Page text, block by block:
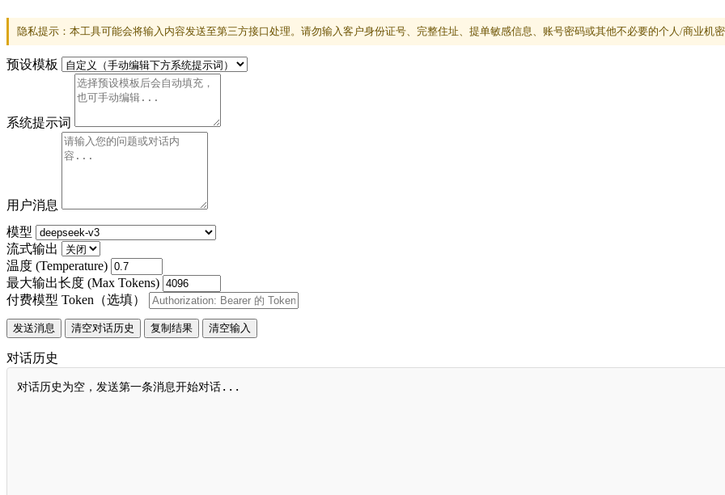
隐私提示：本工具可能会将输入内容发送至第三方接口处理。请勿输入客户身份证号、完整住址、提单敏感信息、账号密码或其他不必要的个人/商业机
预设模板
系统提示词
用户消息
模型
流式输出
温度 (Temperature)
最大输出长度 (Max Tokens)
付费模型 Token（选填）
发送消息 清空对话历史 复制结果 清空输入
对话历史
对话历史为空，发送第一条消息开始对话...